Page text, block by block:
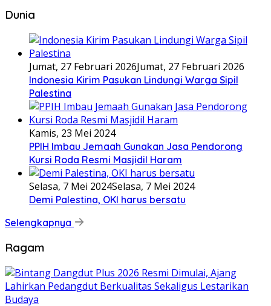
Dunia
Jumat, 27 Februari 2026Jumat, 27 Februari 2026
Indonesia Kirim Pasukan Lindungi Warga Sipil
Palestina
Kamis, 23 Mei 2024
PPIH Imbau Jemaah Gunakan Jasa Pendorong
Kursi Roda Resmi Masjidil Haram
Selasa, 7 Mei 2024Selasa, 7 Mei 2024
Demi Palestina, OKI harus bersatu
Selengkapnya
Ragam